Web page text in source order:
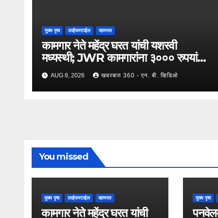
मुख्य पृष्ठ लाईफस्टाईल व्हायरल
कामगार नेते महेंद्र घरत यांची यशस्वी
मध्यस्थी; JWR कामगारांना ३००० रुपयांची
पगारवाढ
AUG 8, 2026 खबरबात 360 - एन. बी. व्हिडिओ
You missed
मुख्य पृष्ठ लाईफस्टाईल व्हायरल
कामगार नेते महेंद्र घरत यांची
मुख्य पृष्ठ